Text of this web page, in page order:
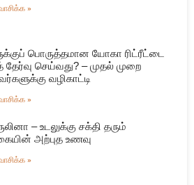
»
பொருத்தமான யோகா ரிட்ரீட்டை
தேர்வு செய்வது? – முதல் முறை
வழிகாட்டி
»
– உடலுக்கு சக்தி தரும்
அற்புத உணவு
»